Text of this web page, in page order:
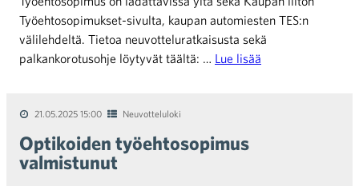
Työehtosopimukset-sivulta, kaupan automiesten TES:n
välilehdeltä. Tietoa neuvotteluratkaisusta sekä
palkankorotusohje löytyvät täältä: … Lue lisää
21.05.2025 15:00 Neuvotteluloki
Optikoiden työehtosopimus
valmistunut